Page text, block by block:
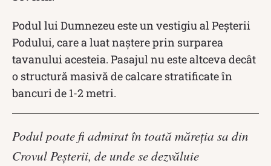
Podul lui Dumnezeu este un vestigiu al Peşterii
Podului, care a luat naștere prin surparea
tavanului acesteia. Pasajul nu este altceva decât
o structură masivă de calcare stratificate în
bancuri de 1-2 metri.
Podul poate fi admirat în toată măreţia sa din
Crovul Peşterii, de unde se dezvăluie